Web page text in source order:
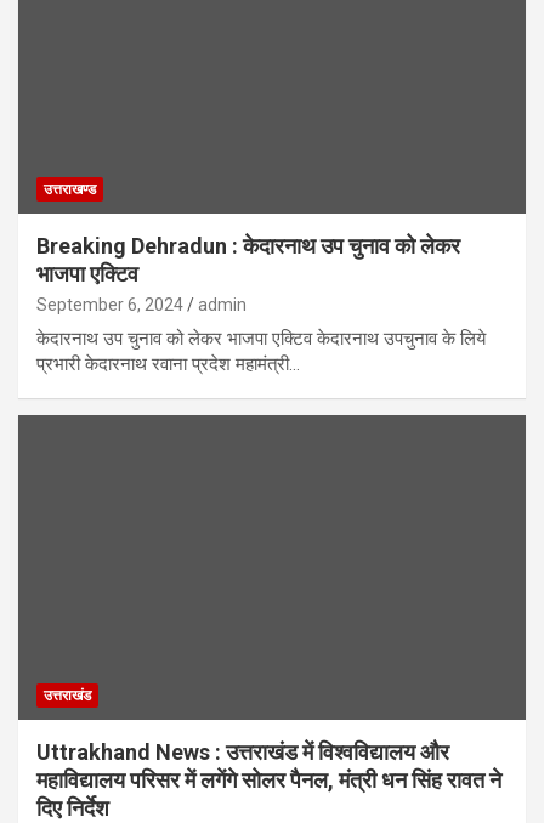
उत्तराखण्ड
Breaking Dehradun : केदारनाथ उप चुनाव को लेकर
भाजपा एक्टिव
September 6, 2024 admin
केदारनाथ उप चुनाव को लेकर भाजपा एक्टिव केदारनाथ उपचुनाव के लिये
प्रभारी केदारनाथ रवाना प्रदेश महामंत्री…
उत्तराखंड
Uttrakhand News : उत्तराखंड में विश्वविद्यालय और
महाविद्यालय परिसर में लगेंगे सोलर पैनल, मंत्री धन सिंह रावत ने
दिए निर्देश